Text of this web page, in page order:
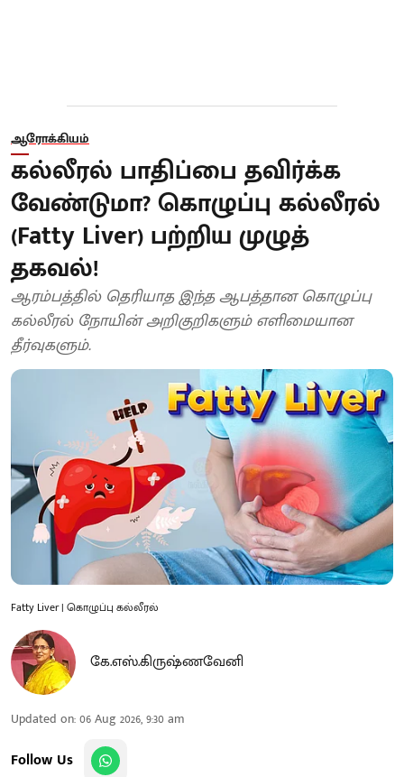
ஆரோக்கியம்
கல்லீரல் பாதிப்பை தவிர்க்க
வேண்டுமா? கொழுப்பு கல்லீரல்
(Fatty Liver) பற்றிய முழுத்
தகவல்!
ஆரம்பத்தில் தெரியாத இந்த ஆபத்தான கொழுப்பு
கல்லீரல் நோயின் அறிகுறிகளும் எளிமையான
தீர்வுகளும்.
Fatty Liver | கொழுப்பு கல்லீரல்
கே.எஸ்.கிருஷ்ணவேனி
Updated on:06 Aug 2026, 9:30 am
Follow Us